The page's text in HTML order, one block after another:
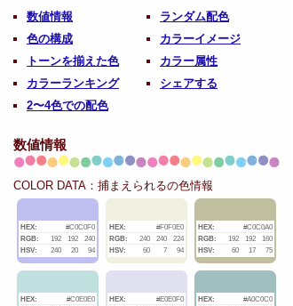
数値情報
色の構成
トーンを揃えた色
カラーランキング
2〜4色での配色
ランダム配色
カラーイメージ
カラー属性
シェアする
数値情報
COLOR DATA：捕まえられるの色情報
HEX:
#C0C0F0
RGB:
192 192
240
HSV:
240 20 94
HEX:
#F0F0E0
RGB:
240 240
224
HSV:
60 7 94
HEX:
#C0C0A0
RGB:
192 192
160
HSV:
60 17 75
HEX:
#C0E0E0
HEX:
#E0E0F0
HEX:
#A0C0C0